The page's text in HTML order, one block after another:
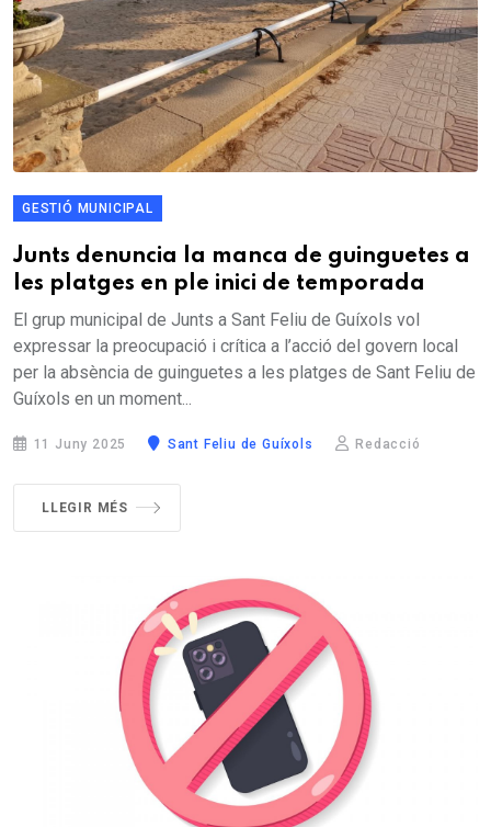
GESTIÓ MUNICIPAL
Junts denuncia la manca de guinguetes a
les platges en ple inici de temporada
El grup municipal de Junts a Sant Feliu de Guíxols vol
expressar la preocupació i crítica a l’acció del govern local
per la absència de guinguetes a les platges de Sant Feliu de
Guíxols en un moment...
11 Juny 2025 Sant Feliu de Guíxols Redacció
LLEGIR MÉS